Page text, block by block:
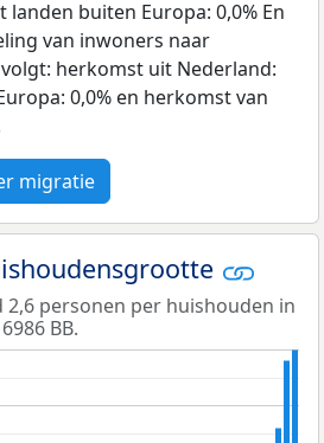
landen buiten Europa: 0,0% En
van inwoners naar
herkomst uit Nederland:
0,0% en herkomst van
migratie
2,6 personen per huishouden in
BB.